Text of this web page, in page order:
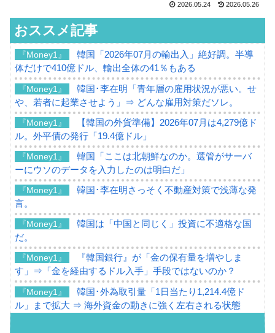
2026.05.24 2026.05.26
おススメ記事
『Money1』
韓国「2026年07月の輸出入」絶好調。半導
体だけで410億ドル、輸出全体の41％もある
『Money1』
韓国･李在明「青年層の雇用状況が悪い。せ
や、若者に起業させよう」⇒ どんな雇用対策だソレ。
『Money1』
【韓国の外貨準備】2026年07月は4,279億ド
ル。外平債の発行「19.4億ドル」
『Money1』
韓国「ここは北朝鮮なのか。選管がサーバ
ーにウソのデータを入力したのは明白だ」
『Money1』
韓国･李在明さっそく不動産対策で浅薄な発
言。
『Money1』
韓国は「中国と同じく」投資に不適格な国
だ。
『Money1』
『韓国銀行』が「金の保有量を増やしま
す」⇒「金を経由するドル入手」手段ではないのか？
『Money1』
韓国･外為取引量「1日当たり1,214.4億ド
ル」まで拡大 ⇒ 海外資金の動きに強く左右される状態